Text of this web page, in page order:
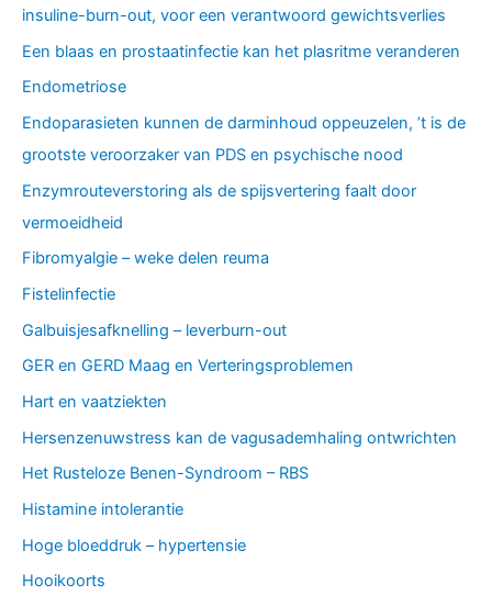
insuline-burn-out, voor een verantwoord gewichtsverlies
Een blaas en prostaatinfectie kan het plasritme veranderen
Endometriose
Endoparasieten kunnen de darminhoud oppeuzelen, ’t is de
grootste veroorzaker van PDS en psychische nood
Enzymrouteverstoring als de spijsvertering faalt door
vermoeidheid
Fibromyalgie – weke delen reuma
Fistelinfectie
Galbuisjesafknelling – leverburn-out
GER en GERD Maag en Verteringsproblemen
Hart en vaatziekten
Hersenzenuwstress kan de vagusademhaling ontwrichten
Het Rusteloze Benen-Syndroom – RBS
Histamine intolerantie
Hoge bloeddruk – hypertensie
Hooikoorts